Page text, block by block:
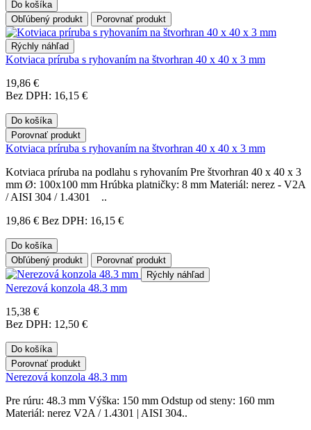
Do košíka
Obľúbený produkt
Porovnať produkt
Rýchly náhľad
Kotviaca príruba s ryhovaním na štvorhran 40 x 40 x 3 mm
19,86 €
Bez DPH: 16,15 €
Do košíka
Porovnať produkt
Kotviaca príruba s ryhovaním na štvorhran 40 x 40 x 3 mm
Kotviaca príruba na podlahu s ryhovaním Pre štvorhran 40 x 40 x 3
mm Ø: 100x100 mm Hrúbka platničky: 8 mm Materiál: nerez - V2A
/ AISI 304 / 1.4301 ..
19,86 € Bez DPH: 16,15 €
Do košíka
Obľúbený produkt
Porovnať produkt
Rýchly náhľad
Nerezová konzola 48.3 mm
15,38 €
Bez DPH: 12,50 €
Do košíka
Porovnať produkt
Nerezová konzola 48.3 mm
Pre rúru: 48.3 mm Výška: 150 mm Odstup od steny: 160 mm
Materiál: nerez V2A / 1.4301 | AISI 304..